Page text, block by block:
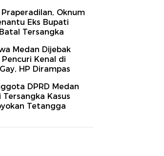
Oknum
Eks Bupati
Tersangka
Medan Dijebak
Kenal di
HP Dirampas
DPRD Medan
Tersangka Kasus
Tetangga